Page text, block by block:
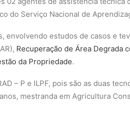
do Serviço Nacional de
envolvendo estudos de casos e
Recuperação de Área Degrada
da Propriedade.
– P e ILPF, pois são as duas
mestranda em Agricultura